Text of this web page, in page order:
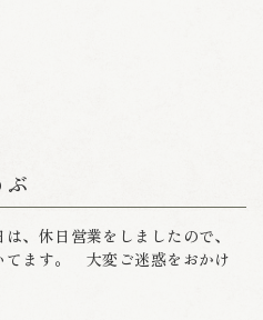
休日営業をしましたので、
てます。 大変ご迷惑をおかけ